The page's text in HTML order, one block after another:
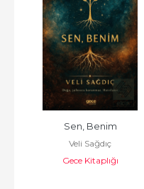
Sen, Benim
Veli Sağdıç
Gece Kitaplığı